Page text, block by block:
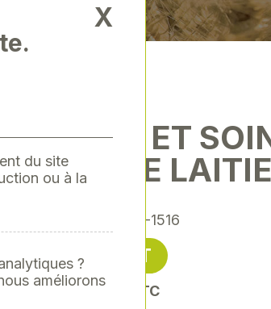
ET
ÉLEVAGE
: EPE-1516
6,25 € HT
soit 7,50 € TTC
X
du site
ou à la
?
améliorons